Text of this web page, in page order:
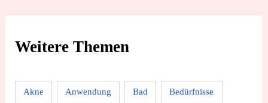
Weitere Themen
Akne Anwendung Bad Bedürfnisse